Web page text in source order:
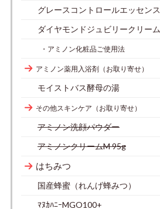
グレースコントロールエッセンス
ダイヤモンドジュビリークリーム
・アミノン化粧品ご使用法
アミノン薬用入浴剤（お取り寄せ）
モイストバス酵母の湯
その他スキンケア（お取り寄せ）
アミノン洗顔パウダー
アミノンクリームM 95g
はちみつ
国産蜂蜜（れんげ蜂みつ）
ﾏﾇｶﾊﾆｰMGO100+